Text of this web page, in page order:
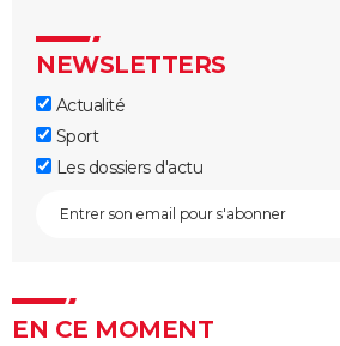
NEWSLETTERS
Actualité
Sport
Les dossiers d'actu
EN CE MOMENT